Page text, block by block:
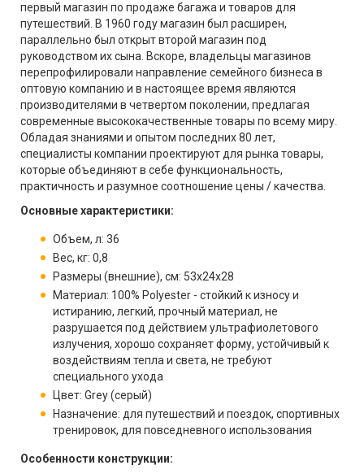
первый магазин по продаже багажа и товаров для
путешествий. В 1960 году магазин был расширен,
параллельно был открыт второй магазин под
руководством их сына. Вскоре, владельцы магазинов
перепрофилировали направление семейного бизнеса в
оптовую компанию и в настоящее время являются
производителями в четвертом поколении, предлагая
современные высококачественные товары по всему миру.
Обладая знаниями и опытом последних 80 лет,
специалисты компании проектируют для рынка товары,
которые объединяют в себе функциональность,
практичность и разумное соотношение цены / качества.
Основные характеристики:
Объем, л: 36
Вес, кг: 0,8
Размеры (внешние), см: 53x24x28
Материал: 100% Polyester - стойкий к износу и
истиранию, легкий, прочный материал, не
разрушается под действием ультрафиолетового
излучения, хорошо сохраняет форму, устойчивый к
воздействиям тепла и света, не требуют
специального ухода
Цвет: Grey (серый)
Назначение: для путешествий и поездок, спортивных
тренировок, для повседневного использования
Особенности конструкции: